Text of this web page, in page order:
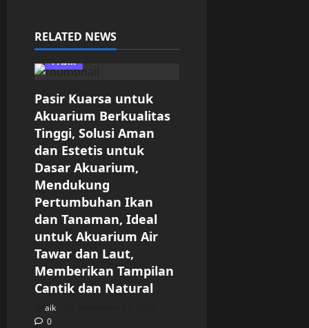
RELATED NEWS
PASIR
Pasir Kuarsa untuk
Akuarium Berkualitas
Tinggi, Solusi Aman
dan Estetis untuk
Dasar Akuarium,
Mendukung
Pertumbuhan Ikan
dan Tanaman, Ideal
untuk Akuarium Air
Tawar dan Laut,
Memberikan Tampilan
Cantik dan Natural
aik
0